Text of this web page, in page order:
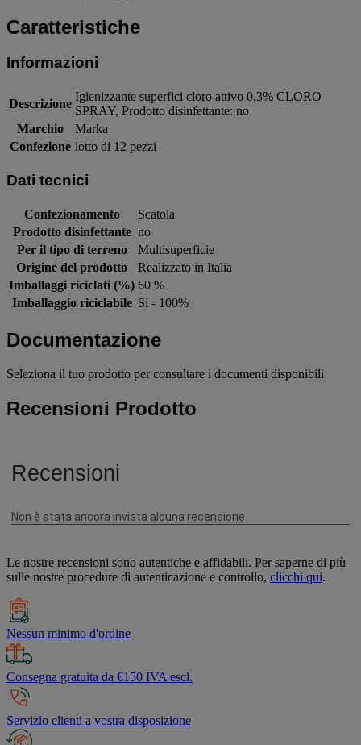
Caratteristiche
Informazioni
Descrizione
Igienizzante superfici cloro attivo 0,3% CLORO
SPRAY, Prodotto disinfettante: no
Marchio
Marka
Confezione lotto di 12 pezzi
Dati tecnici
Confezionamento
Scatola
Prodotto disinfettante no
Per il tipo di terreno
Multisuperficie
Origine del prodotto
Realizzato in Italia
Imballaggi riciclati (%) 60 %
Imballaggio riciclabile Si - 100%
Documentazione
Seleziona il tuo prodotto per consultare i documenti disponibili
Recensioni Prodotto
Le nostre recensioni sono autentiche e affidabili. Per saperne di più
sulle nostre procedure di autenticazione e controllo, clicchi qui.
Nessun minimo d'ordine
Consegna gratuita da €150 IVA escl.
Servizio clienti a vostra disposizione